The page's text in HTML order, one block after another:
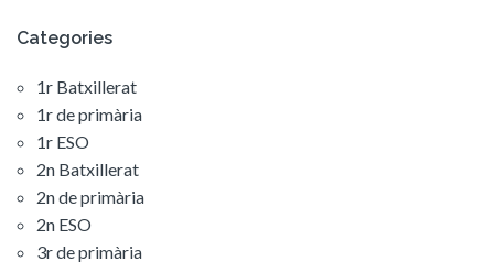
Categories
1r Batxillerat
1r de primària
1r ESO
2n Batxillerat
2n de primària
2n ESO
3r de primària